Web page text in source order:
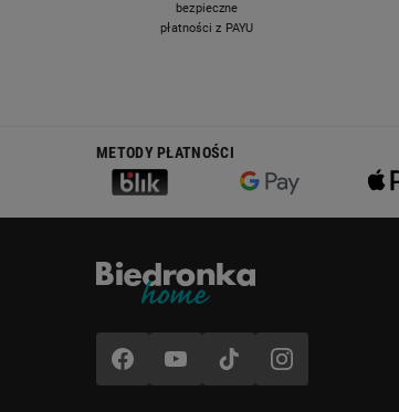
bezpieczne
płatności z PAYU
METODY PŁATNOŚCI